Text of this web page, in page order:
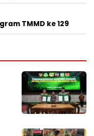
TMMD ke 129